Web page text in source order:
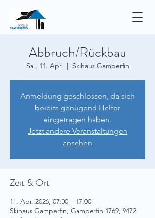
Abbruch/Rückbau
Sa., 11. Apr.
  |
Skihaus Gamperfin
Anmeldung geschlossen, da sich
bereits genügend Helfer
eingetragen haben.
Jetzt andere Veranstaltungen
ansehen
Zeit & Ort
11. Apr. 2026, 07:00 – 17:00
Skihaus Gamperfin, Gamperfin 1769, 9472